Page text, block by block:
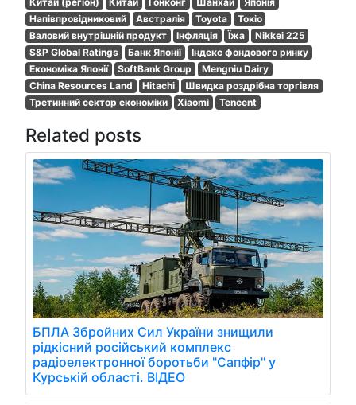
Напівпровідниковий
Австралія Toyota
Токіо
Валовий внутрішній продукт
Інфляція Їжа
Nikkei 225
S&P Global Ratings
Банк Японії
Індекс фондового ринку
Економіка Японії
SoftBank Group
Mengniu Dairy
China Resources Land
Hitachi
Швидка роздрібна торгівля
Третинний сектор економіки
Xiaomi Tencent
Related posts
БПЛА Збройних Сил України знищили
рідкісний російський комплекс
радіоелектронної боротьби "Сапфір" у
Курській області. ВІДЕО